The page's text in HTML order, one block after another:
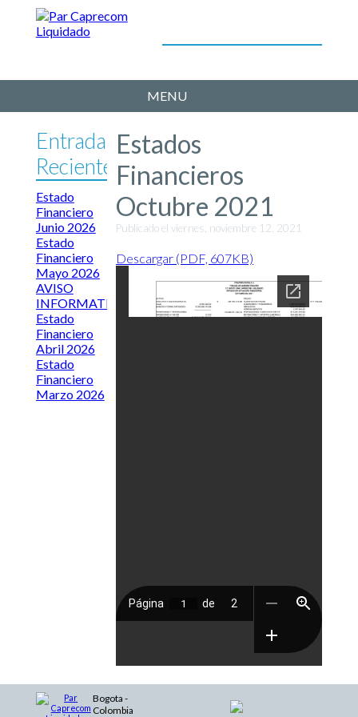
MENU
Entradas
Recientes
Estado
Financiero
Junio 2026
Estado
Financiero
Mayo 2026
AVISO
INFORMATIVO
Estado
Financiero
Abril 2026
Estado
Financiero
Marzo 2026
Estados
Financieros
Octubre 2021
Publicado el viernes, noviembre 12, 2021
Descargar (PDF, 607KB)
Bogota -
Colombia